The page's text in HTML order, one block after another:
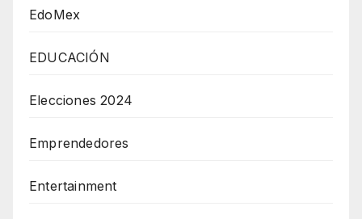
EdoMex
EDUCACIÓN
Elecciones 2024
Emprendedores
Entertainment